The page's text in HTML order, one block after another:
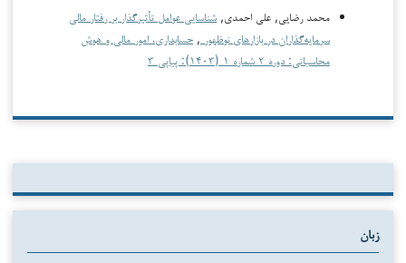
محمد رضایی, علی احمدی, شناسایی عوامل تأثیرگذار بر رفتار مالی
سرمایه‌گذاران در بازارهای نوظهور , حسابداری، امور مالی و هوش
محاسباتی: دوره ۲ شماره ۱ (۱۴۰۳): پیاپی ۳
زبان